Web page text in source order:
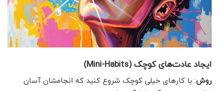
ایجاد عادت‌های کوچک (Mini-Habits)
روش: با کارهای خیلی کوچک شروع کنید که انجامشان آسان